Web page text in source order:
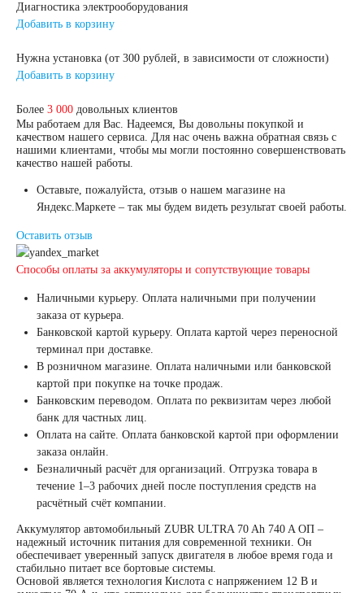
145 А/ч
150 А/ч
172 А/ч
180 А/ч
192 А/ч
200 А/ч
210 А/ч
225 А/ч
230 А/ч
235 А/ч
Диагностика электрооборудования
Добавить в корзину
Нужна установка (от 300 рублей, в зависимости от сложности)
Добавить в корзину
Более 3 000 довольных клиентов
Мы работаем для Вас. Надеемся, Вы довольны покупкой и
качеством нашего сервиса. Для нас очень важна обратная связь с
нашими клиентами, чтобы мы могли постоянно совершенствовать
качество нашей работы.
Оставьте, пожалуйста, отзыв о нашем магазине на
Яндекс.Маркете – так мы будем видеть результат своей работы.
Оставить отзыв
Способы оплаты за аккумуляторы и сопутствующие товары
Наличными курьеру. Оплата наличными при получении
заказа от курьера.
Банковской картой курьеру. Оплата картой через переносной
терминал при доставке.
В розничном магазине. Оплата наличными или банковской
картой при покупке на точке продаж.
Банковским переводом. Оплата по реквизитам через любой
банк для частных лиц.
Оплата на сайте. Оплата банковской картой при оформлении
заказа онлайн.
Безналичный расчёт для организаций. Отгрузка товара в
течение 1–3 рабочих дней после поступления средств на
расчётный счёт компании.
Аккумулятор автомобильный ZUBR ULTRA 70 Ah 740 A ОП –
надежный источник питания для современной техники. Он
обеспечивает уверенный запуск двигателя в любое время года и
стабильно питает все бортовые системы.
Основой является технология Кислота с напряжением 12 В и